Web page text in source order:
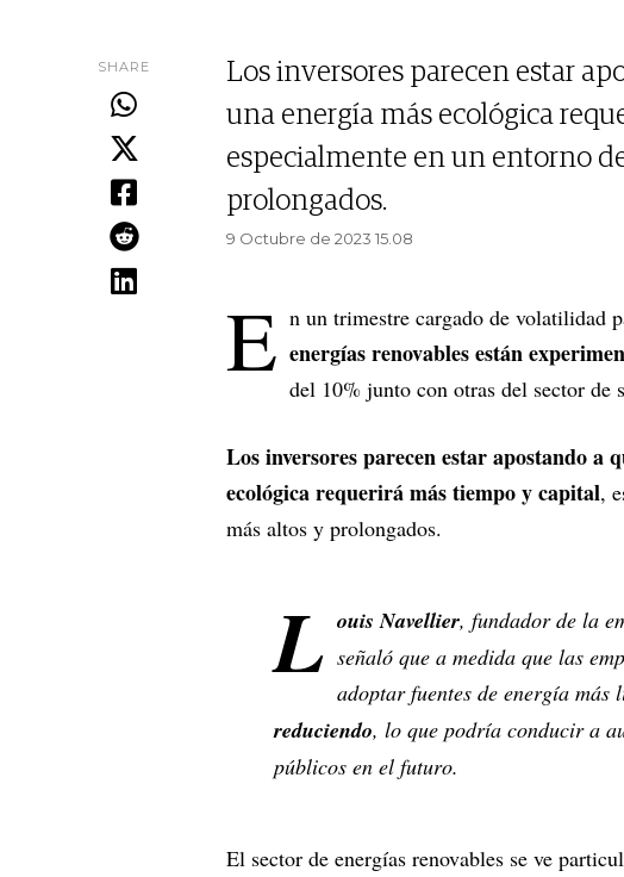
SHARE
Los inversores parecen estar
una energía más ecológica
especialmente en un entorno
prolongados.
9 Octubre de 2023 15.08
E n un trimestre cargado de volatilidad
energías renovables están
del 10% junto con otras del sector de
Los inversores parecen estar apostando a
ecológica requerirá más tiempo y capital,
más altos y prolongados.
L ouis Navellier, fundador de la
señaló que a medida que las
adoptar fuentes de energía
reduciendo, lo que podría conducir a
públicos en el futuro.
El sector de energías renovables se ve